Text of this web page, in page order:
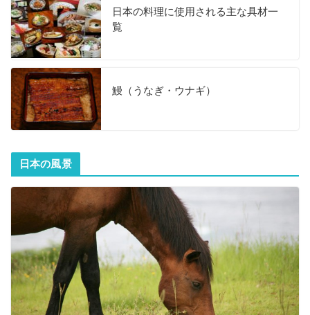
日本の料理に使用される主な具材一
覧
鰻（うなぎ・ウナギ）
日本の風景